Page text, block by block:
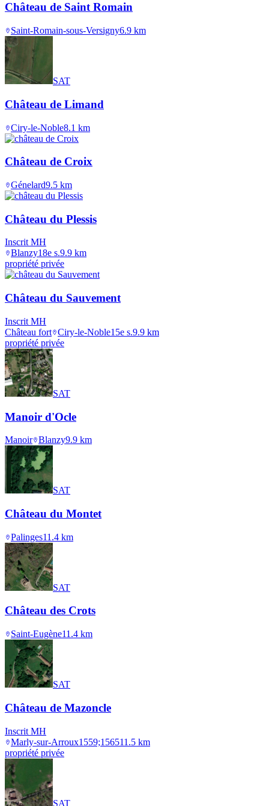
Château de Saint Romain
Saint-Romain-sous-Versigny6.9 km
SAT
Château de Limand
Ciry-le-Noble8.1 km
Château de Croix
Génelard9.5 km
Château du Plessis
Inscrit MH
Blanzy18e s.9.9 km
propriété privée
Château du Sauvement
Inscrit MH
Château fort Ciry-le-Noble15e s.9.9 km
propriété privée
SAT
Manoir d'Ocle
Manoir Blanzy9.9 km
SAT
Château du Montet
Palinges11.4 km
SAT
Château des Crots
Saint-Eugène11.4 km
SAT
Château de Mazoncle
Inscrit MH
Marly-sur-Arroux1559;156511.5 km
propriété privée
SAT